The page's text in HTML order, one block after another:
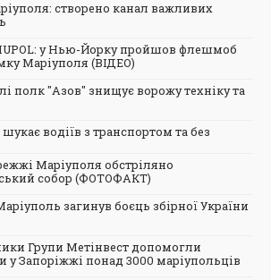
створено канал важливих
у Нью-Йорку пройшов флешмоб
Маріуполя (ВІДЕО)
полк "Азов" знищує ворожу техніку та
водіїв з транспортом та без
Маріуполя обстріляно
собор (ФОТОФАКТ)
загинув боєць збірної України
Групи Метінвест допомогли
у Запоріжжі понад 3000 маріупольців